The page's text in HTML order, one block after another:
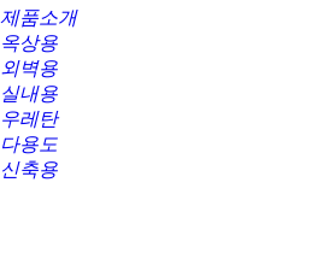
제품소개
옥상용
외벽용
실내용
우레탄
다용도
신축용